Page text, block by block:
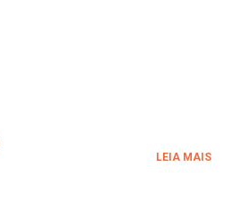
LEIA MAIS